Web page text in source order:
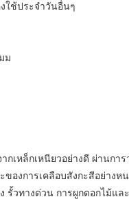
ช้ประจำวันอื่นๆ
ม
ากเหล็กเหนียวอย่างดี ผ่านก
องการเคลือบสังกะสีอย่าง
รั้วทางด่วน การผูกดอกไม้แล